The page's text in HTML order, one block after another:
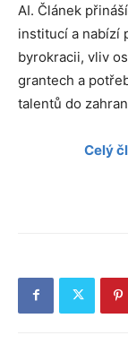
AI. Článek
institucí a nabízí
byrokracii, vliv
grantech a
talentů do
Celý